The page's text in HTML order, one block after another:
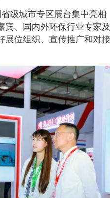
级城市专区展台集中亮相
宾、国内外环保行业专家
位组织、宣传推广和对